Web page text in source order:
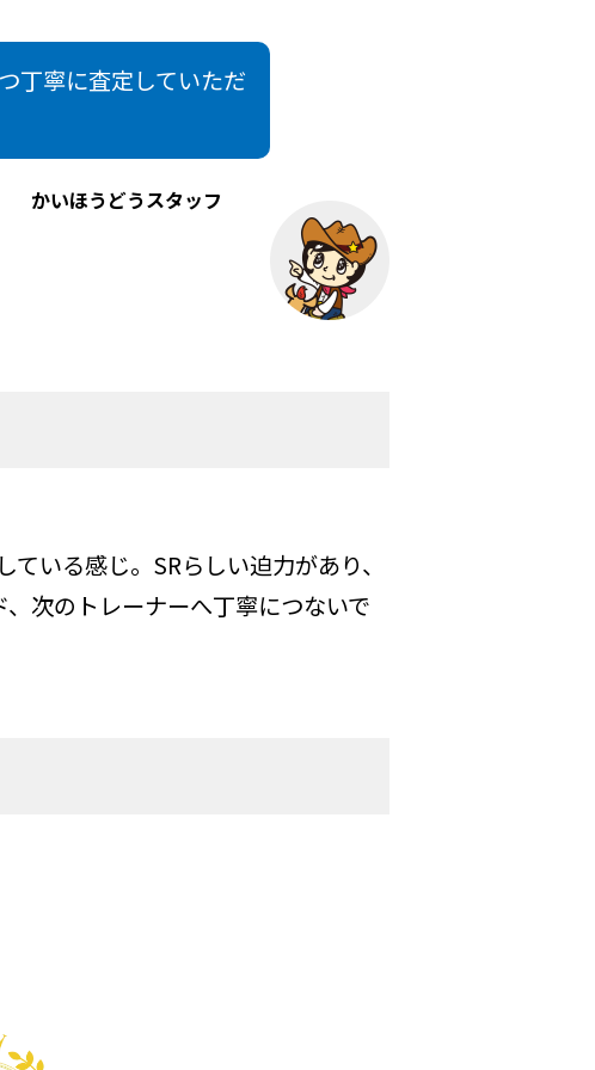
丁寧に査定していただ
かいほうどうスタッフ
いる感じ。SRらしい迫力があり、
次のトレーナーへ丁寧につないで